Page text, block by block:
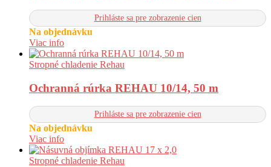
Prihláste sa pre zobrazenie cien
Na objednávku
Viac info
Stropné chladenie Rehau
Ochranná rúrka REHAU 10/14, 50 m
Prihláste sa pre zobrazenie cien
Na objednávku
Viac info
Stropné chladenie Rehau